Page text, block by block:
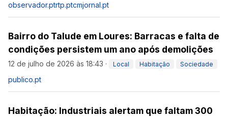
observador.ptrtp.ptcmjornal.pt
Bairro do Talude em Loures: Barracas e falta de
condições persistem um ano após demolições
12 de julho de 2026 às 18:43 · Local Habitação Sociedade
publico.pt
Habitação: Industriais alertam que faltam 300